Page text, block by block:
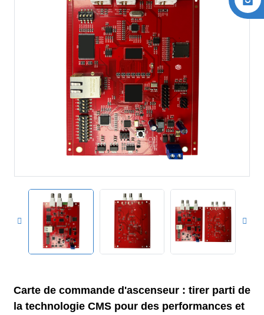
Carte de commande d'ascenseur : tirer parti de
la technologie CMS pour des performances et